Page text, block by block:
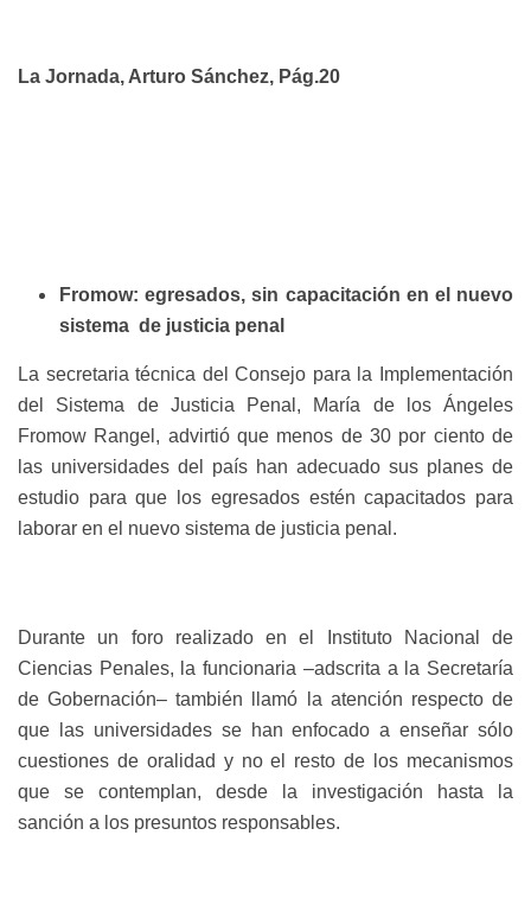
La Jornada, Arturo Sánchez, Pág.20
Fromow: egresados, sin capacitación en el nuevo
sistema de justicia penal
La secretaria técnica del Consejo para la Implementación
del Sistema de Justicia Penal, María de los Ángeles
Fromow Rangel, advirtió que menos de 30 por ciento de
las universidades del país han adecuado sus planes de
estudio para que los egresados estén capacitados para
laborar en el nuevo sistema de justicia penal.
Durante un foro realizado en el Instituto Nacional de
Ciencias Penales, la funcionaria –adscrita a la Secretaría
de Gobernación– también llamó la atención respecto de
que las universidades se han enfocado a enseñar sólo
cuestiones de oralidad y no el resto de los mecanismos
que se contemplan, desde la investigación hasta la
sanción a los presuntos responsables.